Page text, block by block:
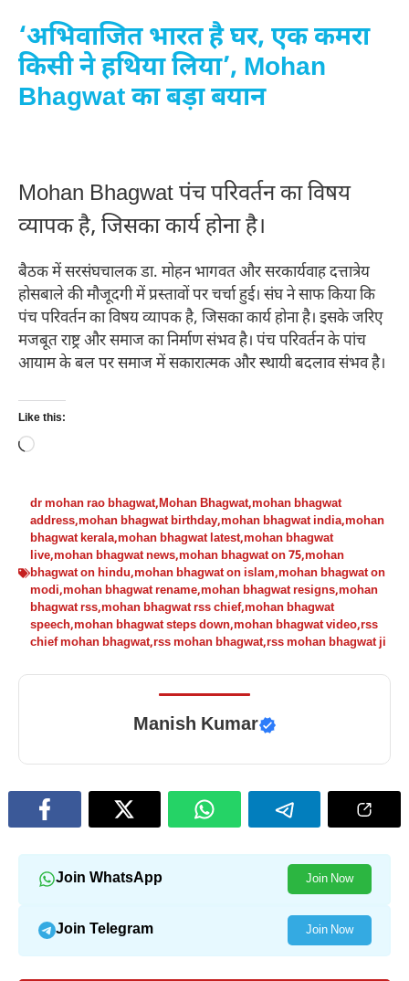
‘अभिवाजित भारत है घर, एक कमरा
किसी ने हथिया लिया’, Mohan
Bhagwat का बड़ा बयान
Mohan Bhagwat पंच परिवर्तन का विषय
व्यापक है, जिसका कार्य होना है।
बैठक में सरसंघचालक डा. मोहन भागवत और सरकार्यवाह दत्तात्रेय
होसबाले की मौजूदगी में प्रस्तावों पर चर्चा हुई। संघ ने साफ किया कि
पंच परिवर्तन का विषय व्यापक है, जिसका कार्य होना है। इसके जरिए
मजबूत राष्ट्र और समाज का निर्माण संभव है। पंच परिवर्तन के पांच
आयाम के बल पर समाज में सकारात्मक और स्थायी बदलाव संभव है।
Like this:
Loading…
dr mohan rao bhagwat,Mohan Bhagwat,mohan bhagwat
address,mohan bhagwat birthday,mohan bhagwat india,mohan
bhagwat kerala,mohan bhagwat latest,mohan bhagwat
live,mohan bhagwat news,mohan bhagwat on 75,mohan
bhagwat on hindu,mohan bhagwat on islam,mohan bhagwat on
modi,mohan bhagwat rename,mohan bhagwat resigns,mohan
bhagwat rss,mohan bhagwat rss chief,mohan bhagwat
speech,mohan bhagwat steps down,mohan bhagwat video,rss
chief mohan bhagwat,rss mohan bhagwat,rss mohan bhagwat ji
Manish Kumar
Join WhatsApp Join Now
Join Telegram Join Now